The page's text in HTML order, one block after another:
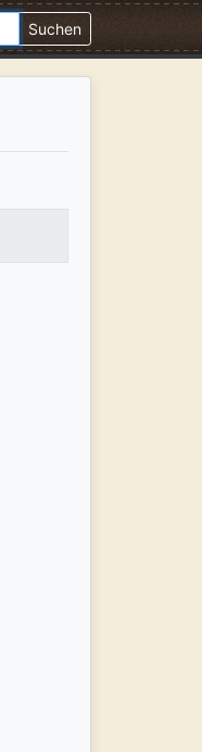
Suchen